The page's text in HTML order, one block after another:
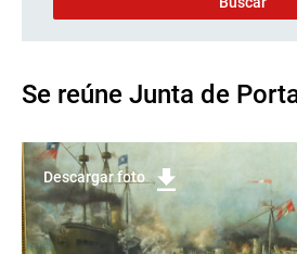
Se reúne Junta de
Descargar foto